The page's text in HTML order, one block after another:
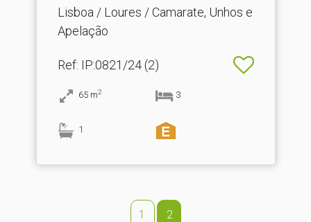
Lisboa / Loures / Camarate, Unhos e
Apelação
Ref: IP:0821/24 (2)
65 m2 3
1
1 2